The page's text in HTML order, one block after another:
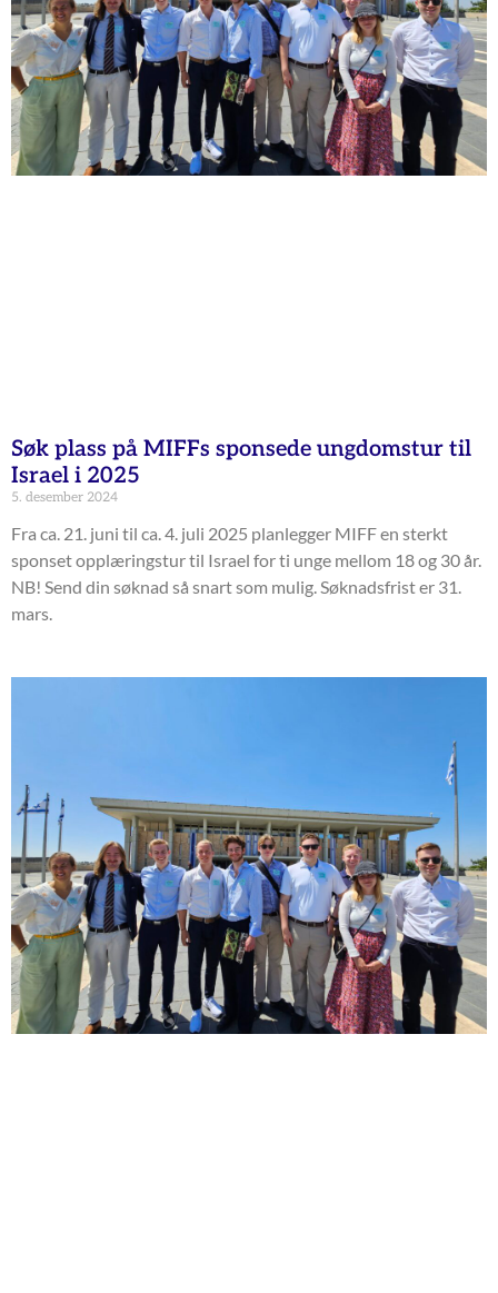
Søk plass på MIFFs sponsede ungdomstur til
Israel i 2025
5. desember 2024
Fra ca. 21. juni til ca. 4. juli 2025 planlegger MIFF en sterkt
sponset opplæringstur til Israel for ti unge mellom 18 og 30 år.
NB! Send din søknad så snart som mulig. Søknadsfrist er 31.
mars.